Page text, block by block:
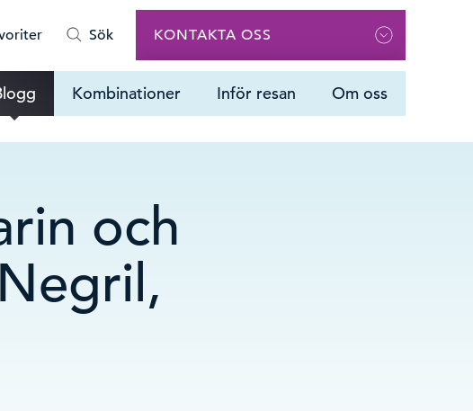
Kombinationer Inför resan Om oss
Sök KONTAKTA OSS
Ring oss
08 505 359 00
Vi har öppet måndag – fredag 09.00-
och